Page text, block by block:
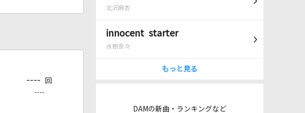
北沢麻衣
innocent starter
水樹奈々
もっと見る
DAMの新曲・ランキングなど
---- 回
----